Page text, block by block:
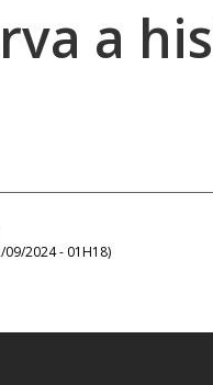
a
09/2024 - 01H18)